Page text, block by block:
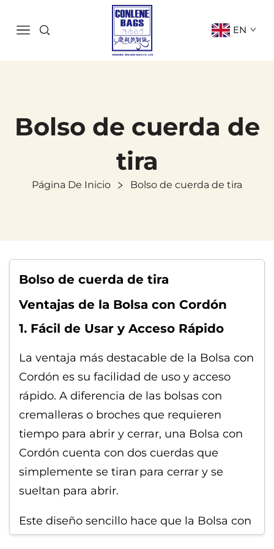
EN
Bolso de cuerda de
tira
Página De Inicio Bolso de cuerda de tira
Bolso de cuerda de tira
Ventajas de la Bolsa con Cordón
1. Fácil de Usar y Acceso Rápido
La ventaja más destacable de la Bolsa con
Cordón es su facilidad de uso y acceso
rápido. A diferencia de las bolsas con
cremalleras o broches que requieren
tiempo para abrir y cerrar, una Bolsa con
Cordón cuenta con dos cuerdas que
simplemente se tiran para cerrar y se
sueltan para abrir.
Este diseño sencillo hace que la Bolsa con